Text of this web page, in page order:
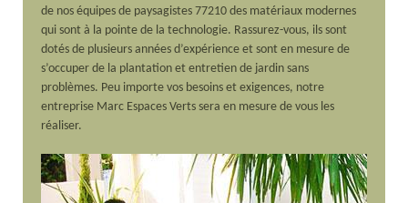
de nos équipes de paysagistes 77210 des matériaux modernes
qui sont à la pointe de la technologie. Rassurez-vous, ils sont
dotés de plusieurs années d’expérience et sont en mesure de
s’occuper de la plantation et entretien de jardin sans
problèmes. Peu importe vos besoins et exigences, notre
entreprise Marc Espaces Verts sera en mesure de vous les
réaliser.